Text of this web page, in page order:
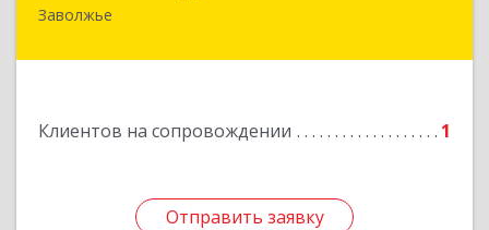
Заволжье
Клиентов на сопровождении 1
Отправить заявку
Отправить заявку